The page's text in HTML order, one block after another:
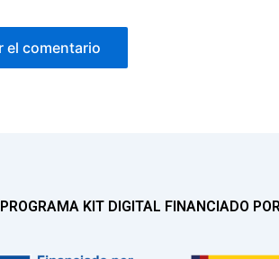
PROGRAMA KIT DIGITAL FINANCIADO